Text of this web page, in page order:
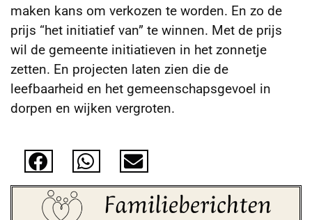
maken kans om verkozen te worden. En zo de
prijs “het initiatief van” te winnen. Met de prijs
wil de gemeente initiatieven in het zonnetje
zetten. En projecten laten zien die de
leefbaarheid en het gemeenschapsgevoel in
dorpen en wijken vergroten.